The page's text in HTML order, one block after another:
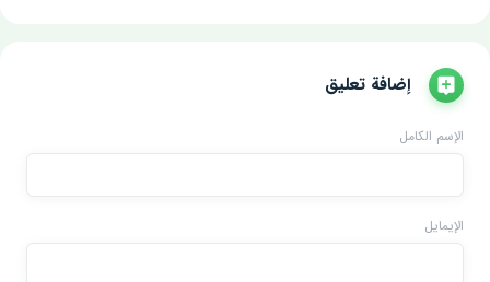
إضافة تعليق
الإسم الكامل
الإيمايل